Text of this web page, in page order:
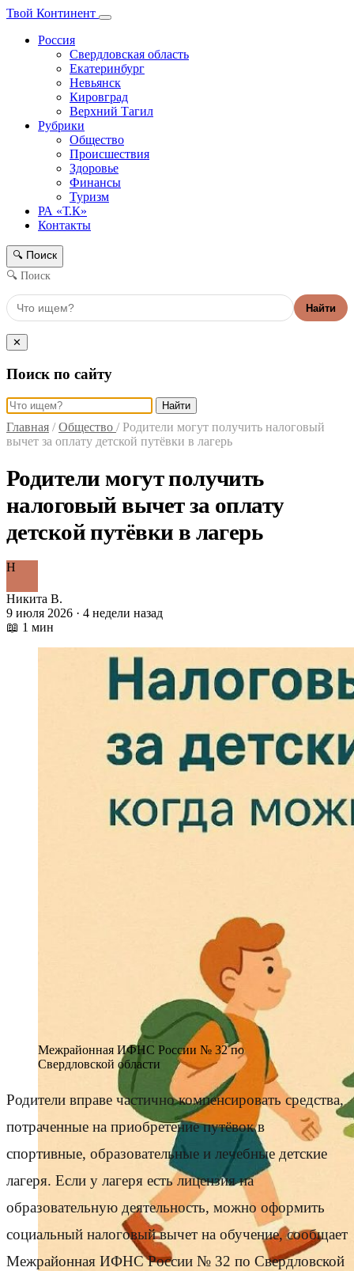
Твой Континент
Россия
Свердловская область
Екатеринбург
Невьянск
Кировград
Верхний Тагил
Рубрики
Общество
Происшествия
Здоровье
Финансы
Туризм
РА «Т.К»
Контакты
🔍 Поиск
🔍 Поиск
Найти
✕
Поиск по сайту
Найти
Главная / Общество / Родители могут получить налоговый
вычет за оплату детской путёвки в лагерь
Родители могут получить
налоговый вычет за оплату
детской путёвки в лагерь
Н
Никита В.
9 июля 2026 · 4 недели назад
📖 1 мин
Межрайонная ИФНС России № 32 по
Свердловской области
Родители вправе частично компенсировать средства,
потраченные на приобретение путёвок в
спортивные, образовательные и лечебные детские
лагеря. Если у лагеря есть лицензия на
образовательную деятельность, можно оформить
социальный налоговый вычет на обучение, сообщает
Межрайонная ИФНС России № 32 по Свердловской